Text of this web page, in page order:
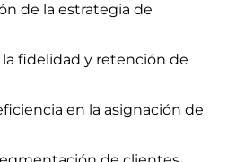
de la estrategia de
fidelidad y retención de
en la asignación de